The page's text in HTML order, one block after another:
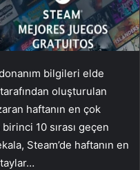
bilgileri elde
oluşturulan
haftanın en çok
10 sırası geçen
Steam’de haftanın en